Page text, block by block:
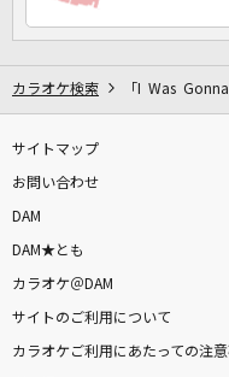
カラオケ検索 「I Was
サイトマップ
お問い合わせ
DAM
DAM★とも
カラオケ＠DAM
サイトのご利用について
カラオケご利用にあたっての注